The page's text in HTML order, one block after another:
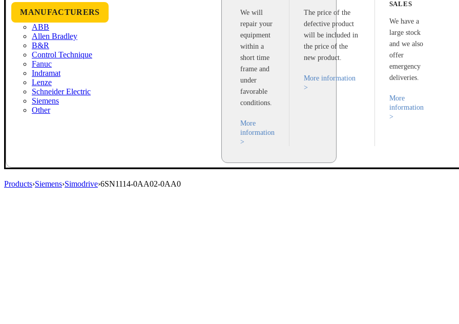
MANUFACTURERS
ABB
Allen Bradley
B&R
Control Technique
Fanuc
Indramat
Lenze
Schneider Electric
Siemens
Other
We will
repair your
equipment
within a
short time
frame and
under
favorable
conditions.
More
information
>
The price of the
defective product
will be included in
the price of the
new product.
More information
>
SALES
We have a
large stock
and we also
offer
emergency
deliveries.
More
information
>
Products›Siemens›Simodrive›6SN1114-0AA02-0AA0